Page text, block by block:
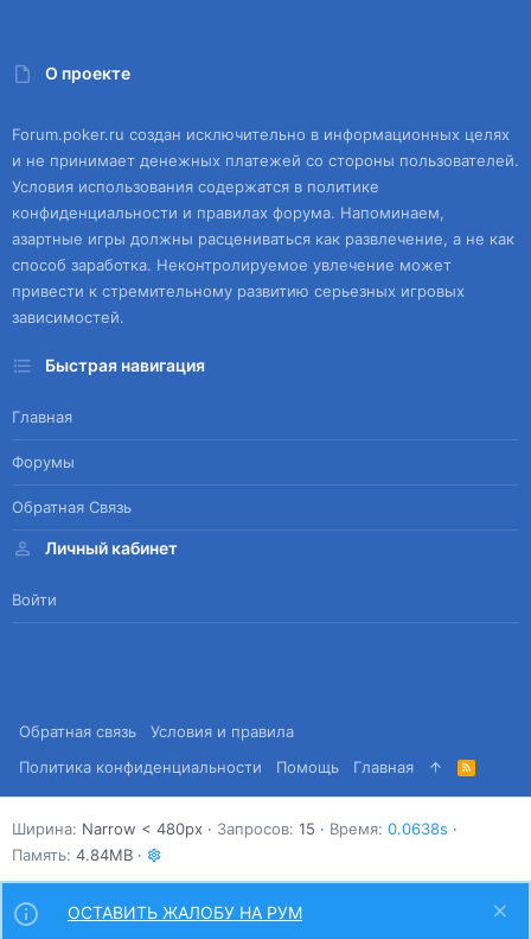
О проекте
Forum.poker.ru создан исключительно в информационных целях
и не принимает денежных платежей со стороны пользователей.
Условия использования содержатся в политике
конфиденциальности и правилах форума. Напоминаем,
азартные игры должны расцениваться как развлечение, а не как
способ заработка. Неконтролируемое увлечение может
привести к стремительному развитию серьезных игровых
зависимостей.
Быстрая навигация
Главная
Форумы
Обратная Связь
Личный кабинет
Войти
Обратная связь
Условия и правила
Политика конфиденциальности
Помощь Главная
R
S
Ширина Запросов 15 Время 0.0638s
Память 4.84MB
Снизу
ОСТАВИТЬ ЖАЛОБУ НА РУМ